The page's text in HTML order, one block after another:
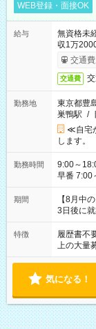
WEB登録・面接OK
給与
無資格未
収1万
交通
交通費
勤務地
東京都豊
巣鴨駅 /
≪自宅
します。
勤務時間
9:00～18:00（休憩60分
早番 7:00
と休みを
「でき
ね。 ※Wワーク希望の方へ 今ご覧のお仕事で希望する勤務時間
と、もう
合は応募
期間
【8月中
3日後に就
特徴 履歴書不
上の大量
気になる！